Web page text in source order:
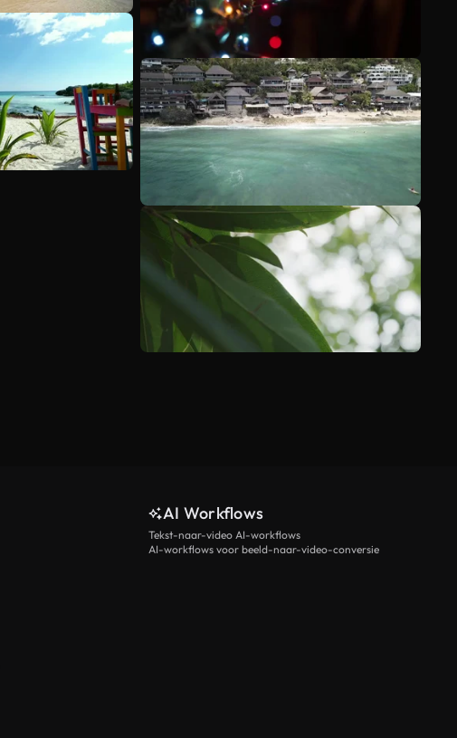
Meer bekijken
AI Workflows
Tekst-naar-video AI-workflows
AI-workflows voor beeld-naar-video-conversie